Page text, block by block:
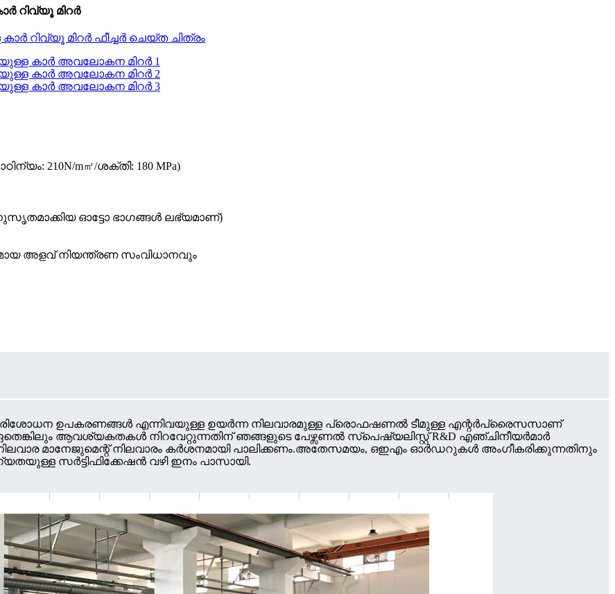
റിവ്യൂ മിറർ
210N/m㎡/ശക്തി: 180 MPa)
ഓട്ടോ ഭാഗങ്ങൾ ലഭ്യമാണ്)
അളവ് നിയന്ത്രണ സംവിധാനവും
ഉപകരണങ്ങൾ എന്നിവയുള്ള ഉയർന്ന നിലവാരമുള്ള പ്രൊഫഷണൽ ടീമുള്ള എന്റർപ്രൈസസാണ്
ആവശ്യകതകൾ നിറവേറ്റുന്നതിന് ഞങ്ങളുടെ പേഴ്സണൽ സ്പെഷ്യലിസ്റ്റ് R&D എഞ്ചിനീയർമാർ
മാനേജുമെന്റ് നിലവാരം കർശനമായി പാലിക്കണം.അതേസമയം, ഒഇഎം ഓർഡറുകൾ അംഗീകരിക്കുന്നതിനും
സർട്ടിഫിക്കേഷൻ വഴി ഇനം പാസായി.